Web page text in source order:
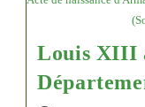
Louis XIII